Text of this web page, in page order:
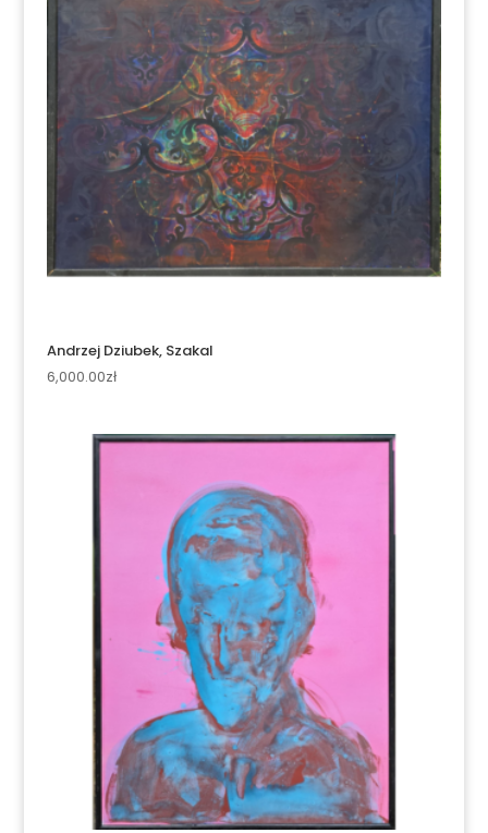
Andrzej Dziubek, Szakal
6,000.00zł